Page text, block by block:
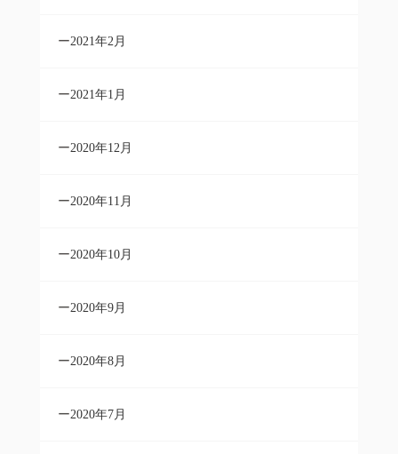
2021年2月
2021年1月
2020年12月
2020年11月
2020年10月
2020年9月
2020年8月
2020年7月